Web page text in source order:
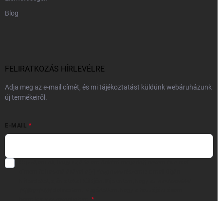
Blog
FELIRATKOZÁS HÍRLEVÉLRE
Adja meg az e-mail címét, és mi tájékoztatást küldünk webáruházunk
új termékeiről.
E-MAIL